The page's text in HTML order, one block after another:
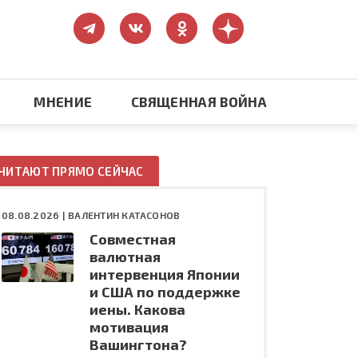
Конфликт на Украине
МНЕНИЕ СВЯЩЕННАЯ ВОЙНА
ПРЯМО СЕЙЧАС
08.08.2026 | ВАЛЕНТИН КАТАСОНОВ
Совместная
валютная
интервенция Японии
и США по поддержке
иены. Какова
мотивация
Вашингтона?